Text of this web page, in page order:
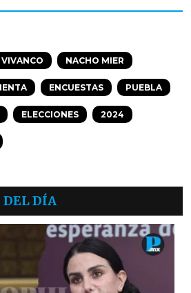
NACHO MIER
ENCUESTAS PUEBLA
ELECCIONES 2024
DÍA